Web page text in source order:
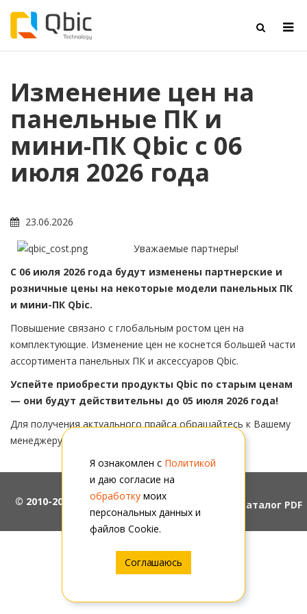
Изменение цен на
панельные ПК и
мини-ПК Qbic с 06
июля 2026 года
23.06.2026
Уважаемые партнеры!
С 06 июля 2026 года будут изменены партнерские и
розничные цены на некоторые модели панельных ПК
и мини-ПК Qbic.
Повышение связано с глобальным ростом цен на
комплектующие. Изменение цен не коснется большей части
ассортимента панельных ПК и аксессуаров Qbic.
Успейте приобрести продукты Qbic по старым ценам
— они будут действительны до 05 июля 2026 года!
Для получения актуального прайса обращайтесь к Вашему
менеджеру.
© 2010-2026, ООО "АйПиМатика" Скачать каталог PDF
Я ознакомлен с Политикой
и даю согласие на
обработкумоих
персональных данных и
файлов Cookie.
Соглашаюсь